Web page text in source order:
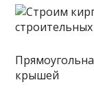
крышей